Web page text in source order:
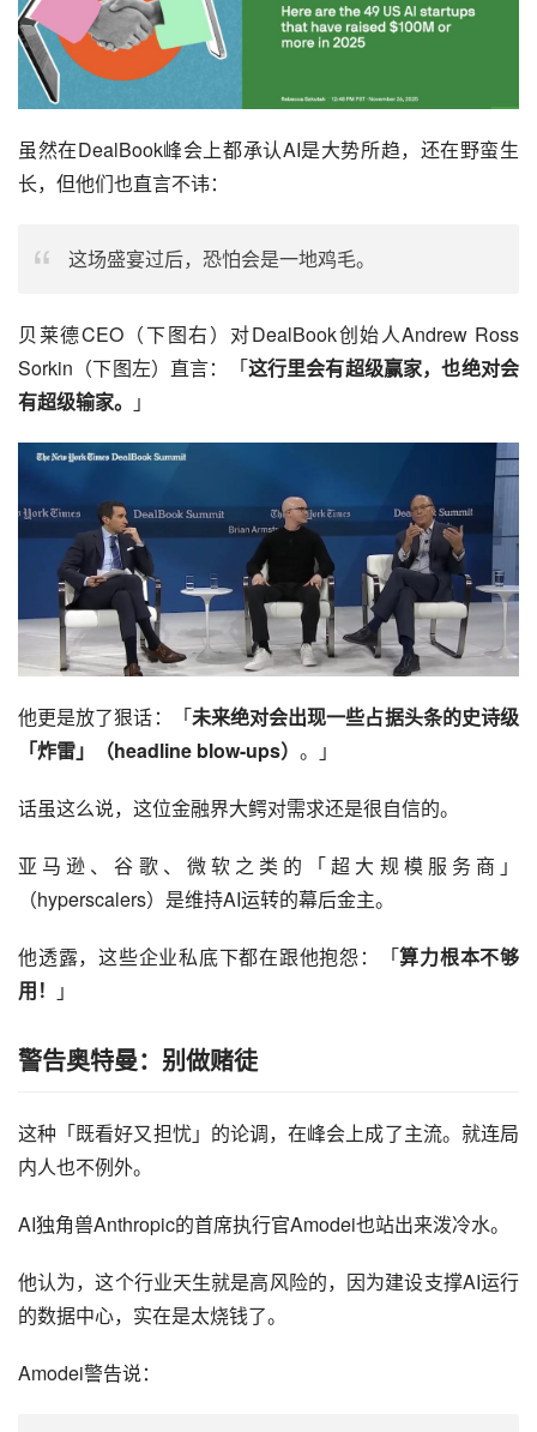
虽然在DealBook峰会上都承认AI是大势所趋，还在野蛮生
长，但他们也直言不讳：
这场盛宴过后，恐怕会是一地鸡毛。
贝莱德CEO（下图右）对DealBook创始人Andrew Ross
Sorkin（下图左）直言：「这行里会有超级赢家，也绝对会
有超级输家。 」
他更是放了狠话：「未来绝对会出现一些占据头条的史诗级
「炸雷」（headline blow-ups） 。」
话虽这么说，这位金融界大鳄对需求还是很自信的。
亚马逊、谷歌、微软之类的「超大规模服务商」
（hyperscalers）是维持AI运转的幕后金主。
他透露，这些企业私底下都在跟他抱怨：「算力根本不够
用！
」
警告奥特曼：别做赌徒
这种「既看好又担忧」的论调，在峰会上成了主流。就连局
内人也不例外。
AI独角兽Anthropic的首席执行官Amodei也站出来泼冷水。
他认为，这个行业天生就是高风险的，因为建设支撑AI运行
的数据中心，实在是太烧钱了。
Amodei警告说：